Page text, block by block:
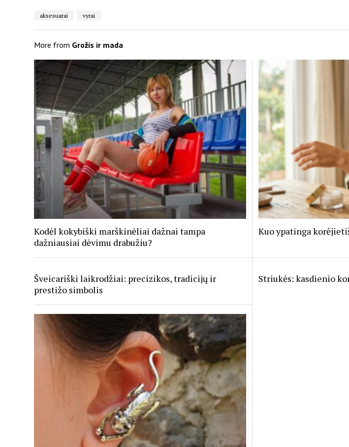
aksesuarai vyrai
More from Grožis ir mada
Kodėl kokybiški marškinėliai dažnai tampa
dažniausiai dėvimu drabužiu?
Kuo ypatinga
Šveicariški laikrodžiai: precizikos, tradicijų ir
prestižo simbolis
Striukės: kasdienio